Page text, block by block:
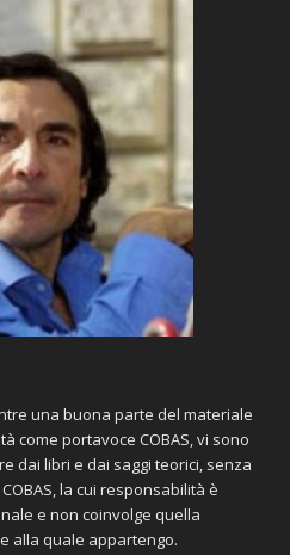
una buona parte del materiale
come portavoce COBAS, vi sono
dai libri e dai saggi teorici, senza
la cui responsabilità è
e non coinvolge quella
alla quale appartengo.